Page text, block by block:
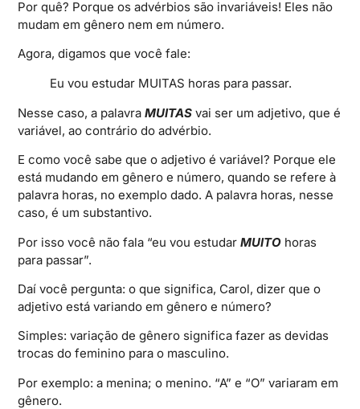
Por quê? Porque os advérbios são invariáveis! Eles não
mudam em gênero nem em número.
Agora, digamos que você fale:
Eu vou estudar MUITAS horas para passar.
Nesse caso, a palavraMUITAS vai ser um adjetivo, que é
variável, ao contrário do advérbio.
E como você sabe que o adjetivo é variável? Porque ele
está mudando em gênero e número, quando se refere à
palavra horas, no exemplo dado. A palavra horas, nesse
caso, é um substantivo.
Por isso você não fala “eu vou estudarMUITO horas
para passar”.
Daí você pergunta: o que significa, Carol, dizer que o
adjetivo está variando em gênero e número?
Simples: variação de gênero significa fazer as devidas
trocas do feminino para o masculino.
Por exemplo: a menina; o menino. “A” e “O” variaram em
gênero.